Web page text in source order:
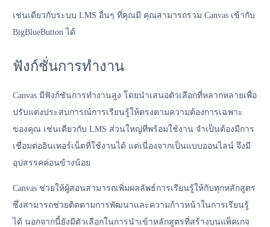
เช่นเดียวกับระบบ LMS อื่นๆ ที่คุณมี คุณสามารถรวม Canvas เข้ากับ
BigBlueButton ได้
ฟังก์ชั่นการทำงาน
Canvas มีฟังก์ชันการทำงานสูง โดยนำเสนอตัวเลือกที่หลากหลายเพื่อ
ปรับแต่งประสบการณ์การเรียนรู้ให้ตรงตามความต้องการเฉพาะ
ของคุณ เช่นเดียวกับ LMS ส่วนใหญ่ที่พร้อมใช้งาน จำเป็นต้องมีการ
เชื่อมต่ออินเทอร์เน็ตที่ใช้งานได้ แต่เนื่องจากเป็นแบบออนไลน์ จึงมี
อุปสรรคค่อนข้างน้อย
Canvas ช่วยให้ผู้สอนสามารถเพิ่มผลลัพธ์การเรียนรู้ให้กับทุกหลักสูตร
ซึ่งสามารถช่วยติดตามการพัฒนาและความก้าวหน้าในการเรียนรู้
ได้ นอกจากนี้ยังมีตัวเลือกในการนำเข้าหลักสูตรที่สร้างบนแพ็คเกจ